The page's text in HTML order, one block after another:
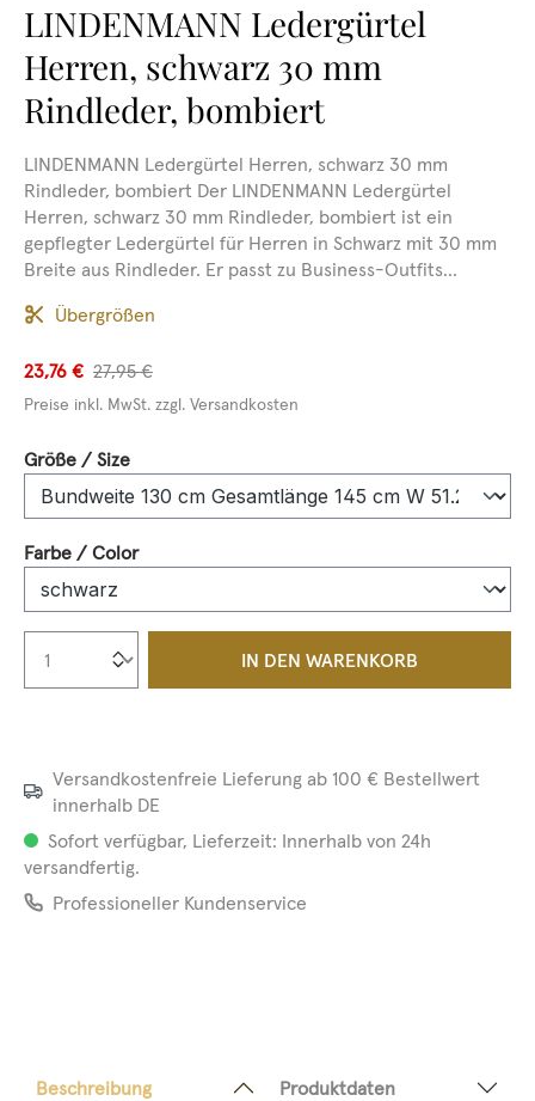
LINDENMANN Ledergürtel
Herren, schwarz 30 mm
Rindleder, bombiert
LINDENMANN Ledergürtel Herren, schwarz 30 mm
Rindleder, bombiert Der LINDENMANN Ledergürtel
Herren, schwarz 30 mm Rindleder, bombiert ist ein
gepflegter Ledergürtel für Herren in Schwarz mit 30 mm
Breite aus Rindleder. Er passt zu Business-Outfits...
Übergrößen
23,76 € 27,95 €
Preise inkl. MwSt. zzgl. Versandkosten
Größe / Sizeauswählen
Farbe / Colorauswählen
Produkt Anzahl: Gib den
IN DEN WARENKORB
Versandkostenfreie Lieferung ab 100 € Bestellwert
innerhalb DE
Sofort verfügbar, Lieferzeit: Innerhalb von 24h
versandfertig.
Professioneller Kundenservice
Beschreibung Produktdaten